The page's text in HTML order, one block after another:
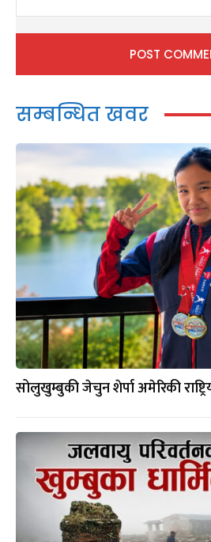
सम्बन्धित खवर
सोलुखुम्बुकी जेचुन शेर्पा अमेरिकी